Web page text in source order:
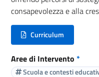
consapevolezza e alla
Curriculum
(nuova scheda - new tab)
Aree di Intervento *
Scuola e contesti